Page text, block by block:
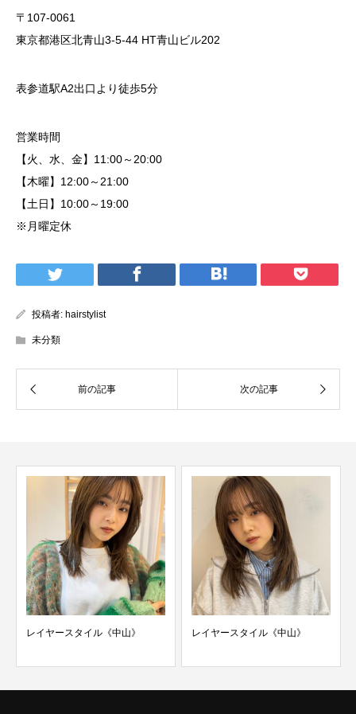
〒107-0061
東京都港区北青山3-5-44 HT青山ビル202
表参道駅A2出口より徒歩5分
営業時間
【火、水、金】11:00～20:00
【木曜】12:00～21:00
【土日】10:00～19:00
※月曜定休
投稿者: hairstylist
未分類
レイヤースタイル《中山》 レイヤースタイル《中山》